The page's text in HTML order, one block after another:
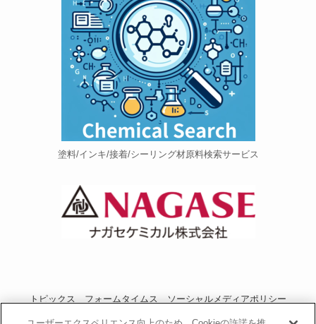
塗料/インキ/接着/シーリング材原料検索サービス
トピックス フォームタイムス
ソーシャルメディアポリシー
プライバシーポリシー
当サイトご利用にあたって お問い合わせ